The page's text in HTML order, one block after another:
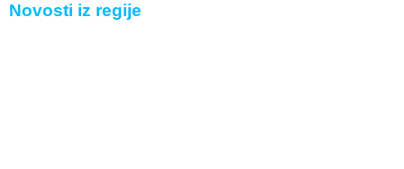
Novosti iz regije